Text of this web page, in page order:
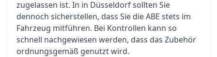
zugelassen ist. In in Düsseldorf sollten Sie
dennoch sicherstellen, dass Sie die ABE stets im
Fahrzeug mitführen. Bei Kontrollen kann so
schnell nachgewiesen werden, dass das Zubehör
ordnungsgemäß genutzt wird.